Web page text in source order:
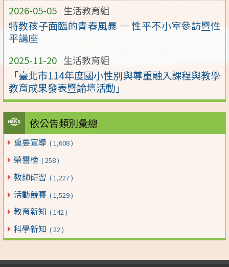
2026-05-05 生活教育組
特教孩子面臨的青春風暴 — 性平不小室參訪暨性
平講座
2025-11-20 生活教育組
「臺北市114年度國小性別與尊重融入課程與教學
教育成果發表暨論壇活動」
依公告類別彙總
重要宣導 ( 1,608 )
榮譽榜 ( 258 )
教師研習 ( 1,227 )
活動競賽 ( 1,529 )
教育新知 ( 142 )
科學新知 ( 22 )